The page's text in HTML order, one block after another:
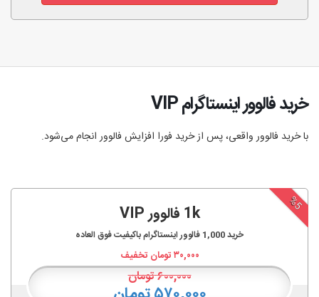
خرید فالوور اینستاگرام VIP
با خرید فالوور واقعی، پس از خرید فورا افزایش فالوور انجام‌ می‌شود.
%5 1k فالوور VIP
خرید1,000 فالوور اینستاگرام باکیفیت فوق العاده
۳۰,۰۰۰تومان تخفیف
۶۰۰,۰۰۰تومان